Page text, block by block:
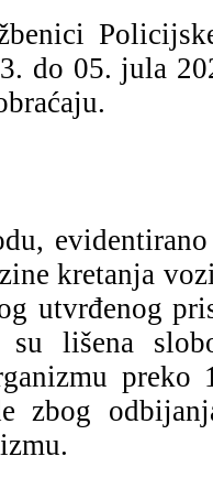
do 05. jula
kretanja
utvrđenog
su lišena
zbog